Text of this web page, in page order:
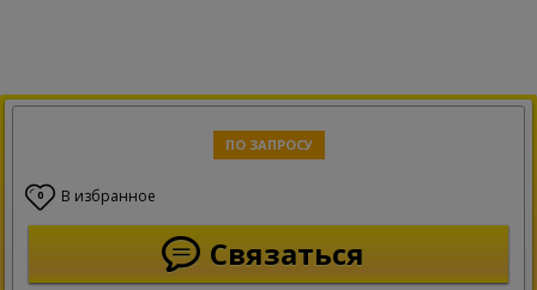
ПО ЗАПРОСУ
0 В избранное
Связаться